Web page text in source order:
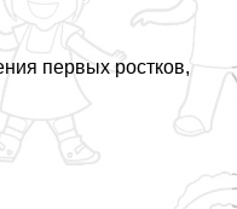
первых ростков,